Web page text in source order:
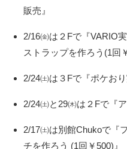
販売』
2/16㈮は２Fで『VARIO
ストラップを作ろう(1回
2/24㈯は３Fで『ポケおり
2/24㈯と29㈭は２Fで『
2/17㈯は別館Chukoで『
チを作ろう (1回￥500)』